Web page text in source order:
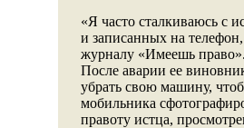
«Я часто сталкиваюсь с
и записанных на
журналу «Имеешь
После аварии ее
убрать свою машину,
мобильника
правоту истца,